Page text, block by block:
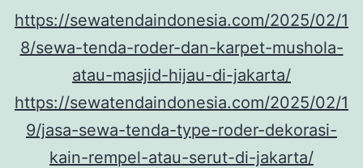
https://sewatendaindonesia.com/2025/02/1
8/sewa-tenda-roder-dan-karpet-mushola-
atau-masjid-hijau-di-jakarta/
https://sewatendaindonesia.com/2025/02/1
9/jasa-sewa-tenda-type-roder-dekorasi-
kain-rempel-atau-serut-di-jakarta/